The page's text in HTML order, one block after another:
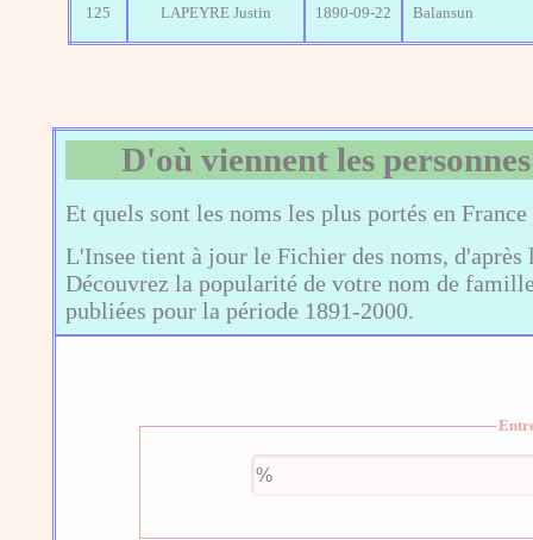
125 LAPEYRE Justin 1890-09-22 Balansun
D'où viennent les
Et quels sont les noms les plus portés en
L'Insee tient à jour le Fichier des noms,
Découvrez la popularité de votre nom de
publiées pour la période 1891-2000.